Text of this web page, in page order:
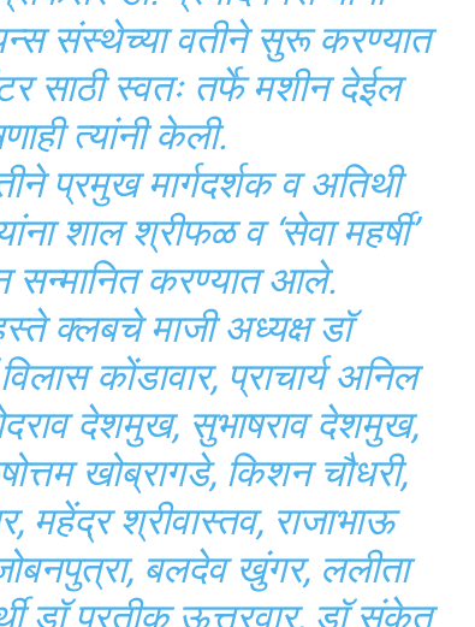
संस्थेच्या वतीने सुरू करण्यात
साठी स्वतः तर्फे मशीन देईल
त्यांनी केली.
प्रमुख मार्गदर्शक व अतिथी
शाल श्रीफळ व ‘सेवा महर्षी’
सन्मानित करण्यात आले.
क्लबचे माजी अध्यक्ष डॉ
कोंडावार, प्राचार्य अनिल
देशमुख, सुभाषराव देशमुख,
खोब्रागडे, किशन चौधरी,
महेंद्र श्रीवास्तव, राजाभाऊ
बलदेव खुंगर, ललीता
डॉ प्रतीक ऊत्तरवार, डॉ संकेत